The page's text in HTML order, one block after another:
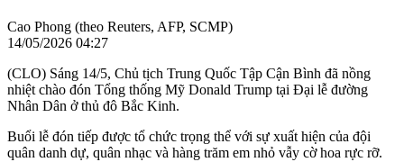
Cao Phong (theo Reuters, AFP, SCMP)
14/05/2026 04:27
(CLO) Sáng 14/5, Chủ tịch Trung Quốc Tập Cận Bình đã nồng
nhiệt chào đón Tổng thống Mỹ Donald Trump tại Đại lễ đường
Nhân Dân ở thủ đô Bắc Kinh.
Buổi lễ đón tiếp được tổ chức trọng thể với sự xuất hiện của đội
quân danh dự, quân nhạc và hàng trăm em nhỏ vẫy cờ hoa rực rỡ.